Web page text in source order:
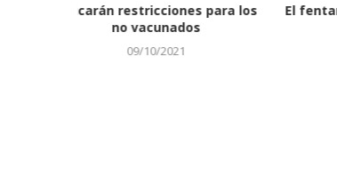
Procuradora urge encarar
sobrepoblación carcelaria
29/03/2022